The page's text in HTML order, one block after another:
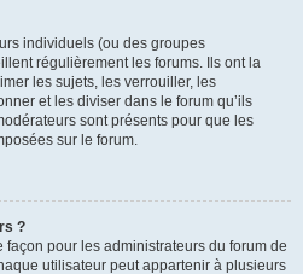
individuels (ou des groupes
régulièrement les forums. Ils ont la
les sujets, les verrouiller, les
et les diviser dans le forum qu’ils
sont présents pour que les
sur le forum.
?
façon pour les administrateurs du forum de
utilisateur peut appartenir à plusieurs